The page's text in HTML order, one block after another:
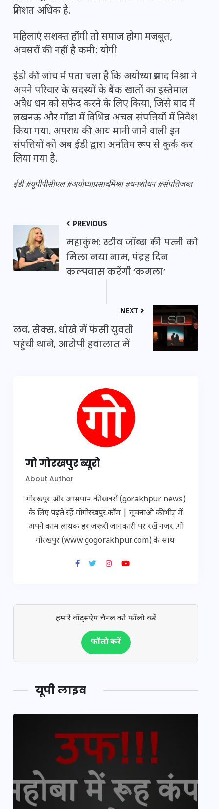
प्रतिशत अधिक है.
महिलाएं सशक्त होंगी तो समाज होगा मजबूत,
अवसरों की नहीं है कमी: योगी
ईडी की जांच में पता चला है कि अयोध्या प्रसाद मिश्रा ने
अपने परिवार के सदस्यों के बैंक खातों का इस्तेमाल
अवैध धन को सफेद करने के लिए किया, जिसे बाद में
लखनऊ और गोंडा में विभिन्न अचल संपत्तियों में निवेश
किया गया. अपराध की आय मानी जाने वाली इन
संपत्तियों को अब ईडी द्वारा अनंतिम रूप से कुर्क कर
लिया गया है.
ईडी #यूपीपीसीएल #अयोध्याप्रसादमिश्रा #धनशोधन #संपत्तिजब्त
PREVIOUS
महाकुंभ: स्टीव जॉब्स की पत्नी को
मिला नया नाम, पंद्रह दिन
कल्पवास करेंगी ‘कमला’
NEXT
लव, सेक्स, धोखे में फंसी युवती
पहुंची थाने, आरोपी हवालात में
गो गोरखपुर ब्यूरो
About Author
गोरखपुर और आसपास की खबरों (gorakhpur news)
के लिए पढ़ते रहें गोगोरखपुर.कॉम | सूचनाओं की भीड़ में
अपने काम लायक हर जरूरी जानकारी पर रखें नज़र...गो
गोरखपुर (www.gogorakhpur.com) के साथ.
हमारे वॉट्सऐप चैनल को फॉलो करें
फॉलो करें
यूपी लाइव